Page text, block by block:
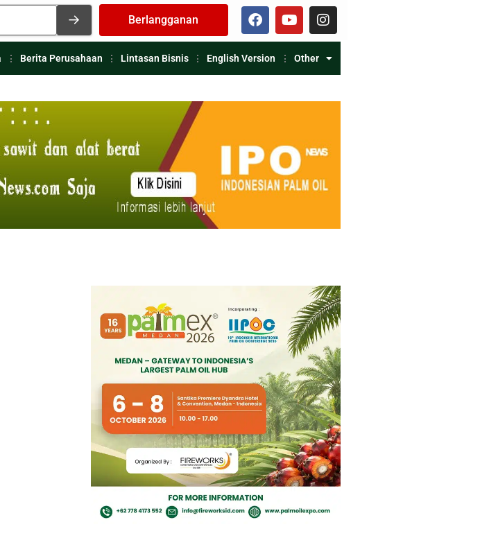
Berlangganan
Berita Perusahaan Lintasan Bisnis English Version Other